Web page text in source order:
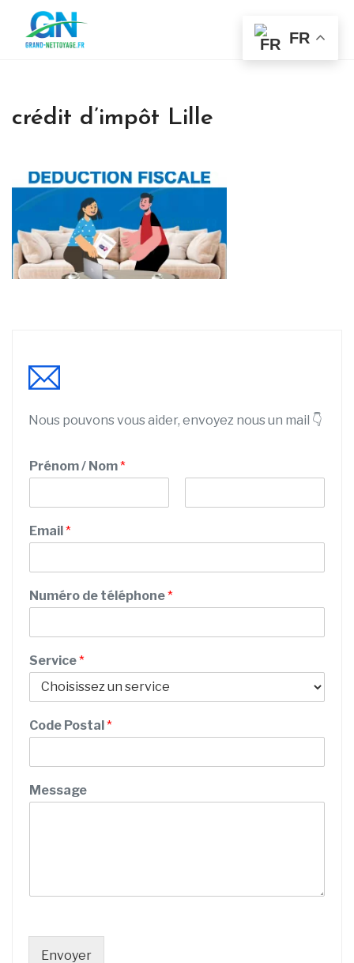
crédit d’impôt Lille
Nous pouvons vous aider, envoyez nous un mail 👇
Prénom / Nom*
r
é
m
Email*
Numéro de téléphone*
Service*
/
N
m
o
Code Postal*
Message
Envoyer
FR